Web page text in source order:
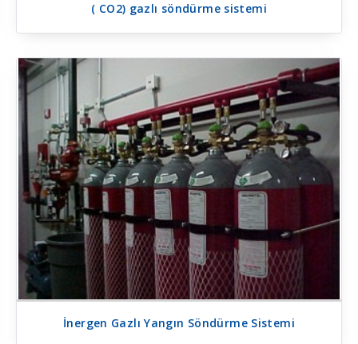
( CO2) gazlı söndürme sistemi
İnergen Gazlı Yangın Söndürme Sistemi